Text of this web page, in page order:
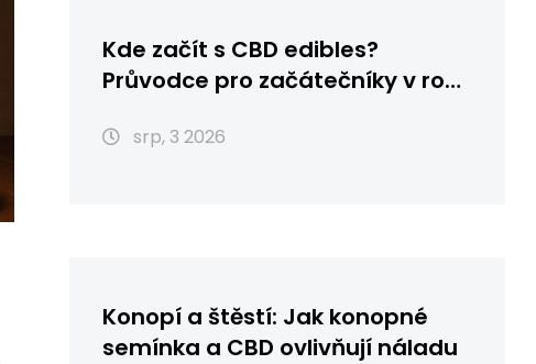
Kde začít s CBD edibles?
Průvodce pro začátečníky v roce
srp, 3 2026
Konopí a štěstí: Jak konopné
semínka a CBD ovlivňují náladu